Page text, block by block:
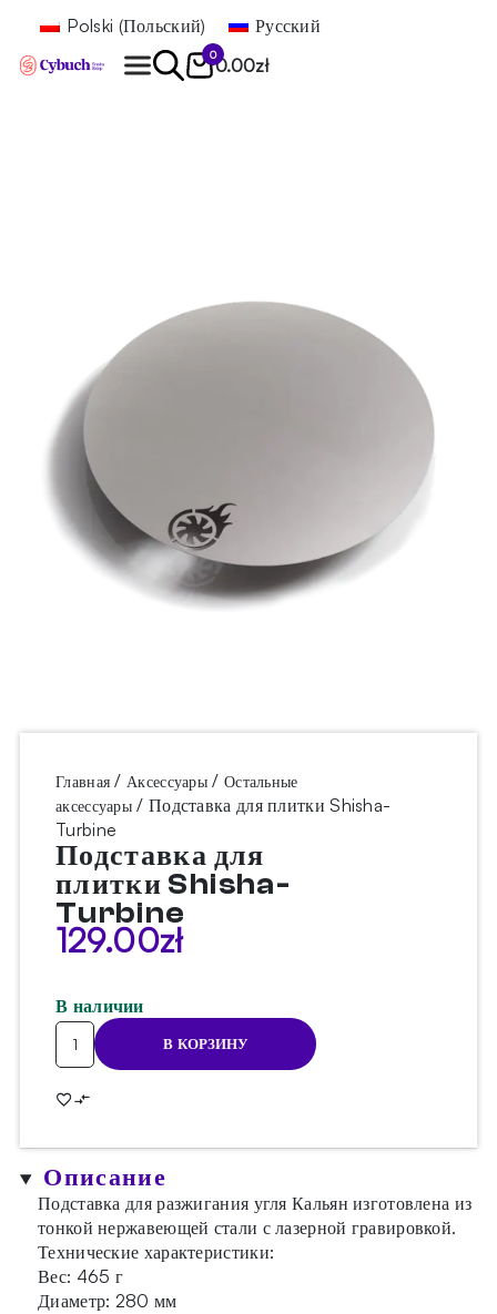
Polski (Польский) Русский
0
0.00zł
Главная /Аксессуары / Остальные
аксессуары / Подставка для плитки Shisha-
Turbine
Подставка для
плитки Shisha-
Turbine
129.00zł
В наличии
Количество
товара
для
Shisha-
Turbine
В КОРЗИНУ
Описание
Подставка для разжигания угля Кальян изготовлена из
тонкой нержавеющей стали с лазерной гравировкой.
Технические характеристики:
Вес: 465 г
Диаметр: 280 мм